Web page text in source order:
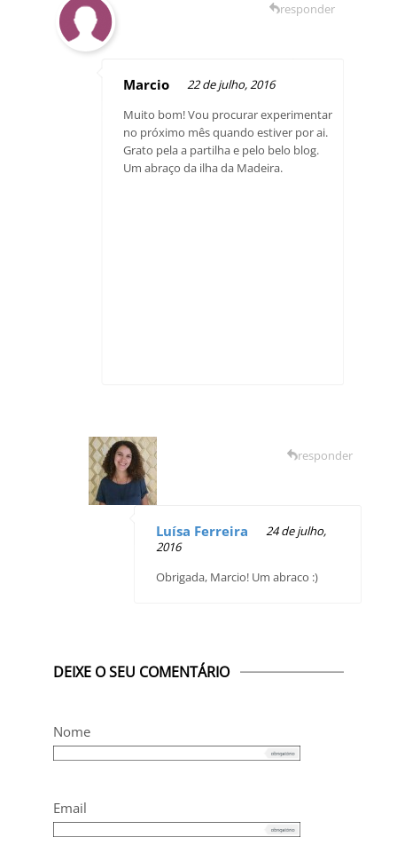
Marcio
22 de julho, 2016
Muito bom! Vou procurar experimentar
no próximo mês quando estiver por ai.
Grato pela a partilha e pelo belo blog.
Um abraço da ilha da Madeira.
responder
Luísa Ferreira
24 de julho,
2016
Obrigada, Marcio! Um abraco :)
responder
DEIXE O SEU COMENTÁRIO
Nome
Email